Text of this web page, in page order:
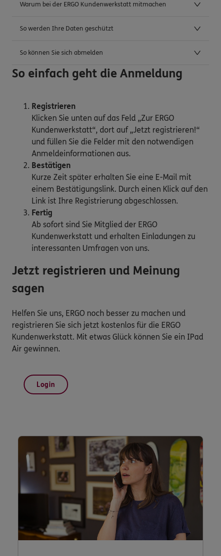
Warum bei der ERGO Kundenwerkstatt mitmachen
So werden Ihre Daten geschützt
So können Sie sich abmelden
So einfach geht die Anmeldung
Registrieren
Klicken Sie unten auf das Feld „Zur ERGO
Kundenwerkstatt“, dort auf „Jetzt registrieren!“
und füllen Sie die Felder mit den notwendigen
Anmeldeinformationen aus.
Bestätigen
Kurze Zeit später erhalten Sie eine E-Mail mit
einem Bestätigungslink. Durch einen Klick auf den
Link ist Ihre Registrierung abgeschlossen.
Fertig
Ab sofort sind Sie Mitglied der ERGO
Kundenwerkstatt und erhalten Einladungen zu
interessanten Umfragen von uns.
Jetzt registrieren und Meinung
sagen
Helfen Sie uns, ERGO noch besser zu machen und
registrieren Sie sich jetzt kostenlos für die ERGO
Kundenwerkstatt. Mit etwas Glück können Sie ein IPad
Air gewinnen.
Login